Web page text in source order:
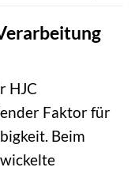
HJC
Faktor für
Beim